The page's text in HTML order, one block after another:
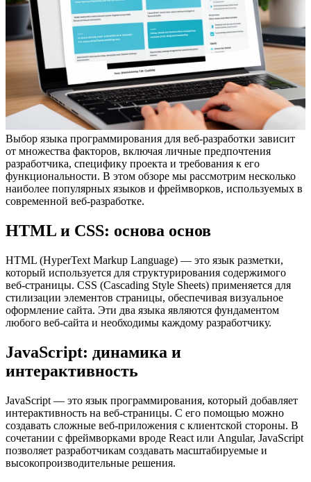
Выбор языка программирования для веб-разработки зависит
от множества факторов, включая личные предпочтения
разработчика, специфику проекта и требования к его
функциональности. В этом обзоре мы рассмотрим несколько
наиболее популярных языков и фреймворков, используемых в
современной веб-разработке.
HTML и CSS: основа основ
HTML (HyperText Markup Language) — это язык разметки,
который используется для структурирования содержимого
веб-страницы. CSS (Cascading Style Sheets) применяется для
стилизации элементов страницы, обеспечивая визуальное
оформление сайта. Эти два языка являются фундаментом
любого веб-сайта и необходимы каждому разработчику.
JavaScript: динамика и
интерактивность
JavaScript — это язык программирования, который добавляет
интерактивность на веб-страницы. С его помощью можно
создавать сложные веб-приложения с клиентской стороны. В
сочетании с фреймворками вроде React или Angular, JavaScript
позволяет разработчикам создавать масштабируемые и
высокопроизводительные решения.